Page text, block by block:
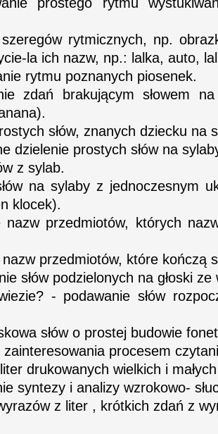
rytmicznych, np.
la ich nazw, np.: lalka, auto,
rytmu poznanych piosenek.
zdań brakującym słowem
słów, znanych dziecku na
dzielenie prostych słów na
z sylab.
na sylaby z jednoczesnym
klocek).
nazw przedmiotów, których
przedmiotów, które kończą
słów podzielonych na głoski
- podawanie słów
słów o prostej budowie
zainteresowania procesem
drukowanych wielkich i małych
syntezy i analizy wzrokowo-
z liter , krótkich zdań z